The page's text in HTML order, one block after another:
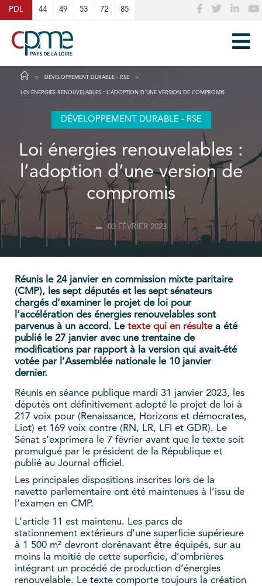
PDL 44 49 53 72 85
DÉVELOPPEMENT DURABLE - RSE
LOI ÉNERGIES RENOUVELABLES : L’ADOPTION D’UNE VERSION DE COMPROMIS
DÉVELOPPEMENT DURABLE - RSE
Loi énergies renouvelables :
l’adoption d’une version de
compromis
03 FÉVRIER 2023
Réunis le 24 janvier en commission mixte paritaire
(CMP), les sept députés et les sept sénateurs
chargés d’examiner le projet de loi pour
l’accélération des énergies renouvelables sont
parvenus à un accord. Le texte qui en résultea été
publié le 27 janvier avec une trentaine de
modifications par rapport à la version qui avait été
votée par l’Assemblée nationale le 10 janvier
dernier.
Réunis en séance publique mardi 31 janvier 2023, les
députés ont définitivement adopté le projet de loi à
217 voix pour (Renaissance, Horizons et démocrates,
Liot) et 169 voix contre (RN, LR, LFI et GDR). Le
Sénat s’exprimera le 7 février avant que le texte soit
promulgué par le président de la République et
publié au Journal officiel.
Les principales dispositions inscrites lors de la
navette parlementaire ont été maintenues à l’issu de
l’examen en CMP.
L’article 11 est maintenu. Les parcs de
stationnement extérieurs d’une superficie supérieure
à 1 500 m² devront dorénavant être équipés, sur au
moins la moitié de cette superficie, d’ombrières
intégrant un procédé de production d’énergies
renouvelable. Le texte comporte toujours la création
Cookies management panel